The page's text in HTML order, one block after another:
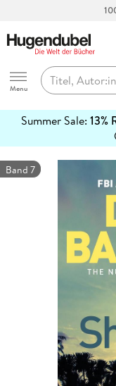
Hugendubel
Menu
Summer Sale: 13%
erfahren
Band 7